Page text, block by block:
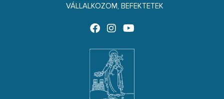
VÁLLALKOZOM, BEFEKTETEK